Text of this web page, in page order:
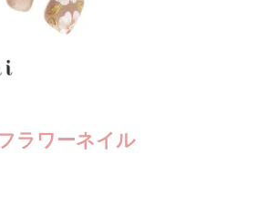
ラワーネイル